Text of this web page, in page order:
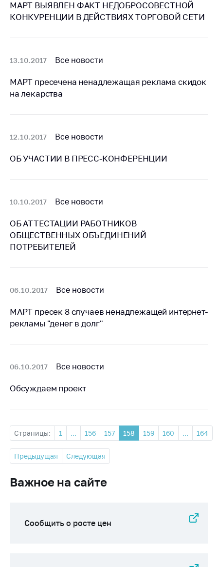
Общественное
Маркировка
Упрощение условий
ведения бизнеса
распространения
субъектов торговли,
общественного
Обучение по
антимонопольного
регулирования и
конкурентной
политики
МАРТ ВЫЯВЛЕН ФАКТ НЕДОБРОСОВЕСТНОЙ
КОНКУРЕНЦИИ В ДЕЙСТВИЯХ ТОРГОВОЙ СЕТИ
13.10.2017 Все новости
МАРТ пресечена ненадлежащая реклама скидок
на лекарства
12.10.2017 Все новости
ОБ УЧАСТИИ В ПРЕСС-КОНФЕРЕНЦИИ
10.10.2017 Все новости
ОБ АТТЕСТАЦИИ РАБОТНИКОВ
ОБЩЕСТВЕННЫХ ОБЪЕДИНЕНИЙ
ПОТРЕБИТЕЛЕЙ
06.10.2017 Все новости
МАРТ пресек 8 случаев ненадлежащей интернет-
рекламы "денег в долг"
06.10.2017 Все новости
Обсуждаем проект
Страницы: 1 ... 156 157 158 159 160 ... 164
Предыдущая Следующая
Важное на сайте
Сообщить о росте цен